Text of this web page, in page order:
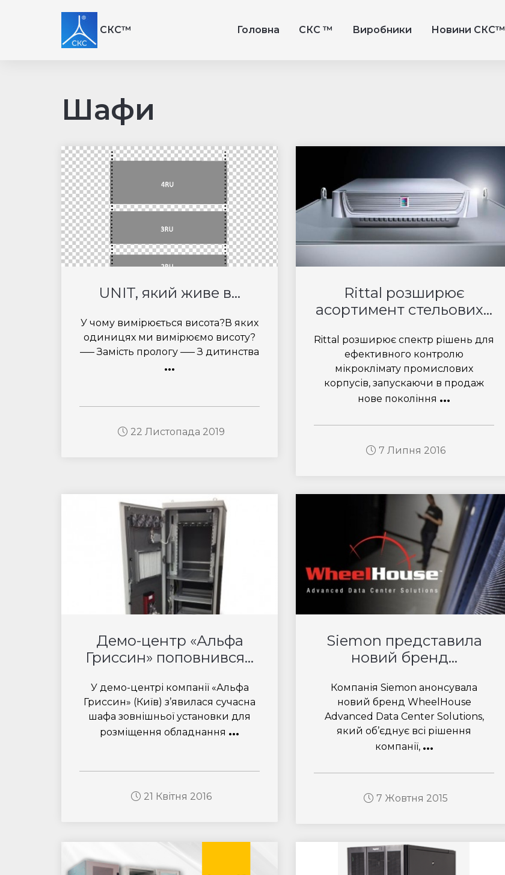
СКС™ Головна СКС ™ Виробники Новини СКС™
Шафи
UNIT, який живе в...
У чому вимірюється висота?В яких
одиницях ми вимірюємо висоту?
—– Замість прологу —– З дитинства
...
22 Листопада 2019
Rittal розширює
асортимент стельових...
Rittal розширює спектр рішень для
ефективного контролю
мікроклімату промислових
корпусів, запускаючи в продаж
нове покоління ...
7 Липня 2016
Демо-центр «Альфа
Гриссин» поповнився...
У демо-центрі компанії «Альфа
Гриссин» (Київ) з’явилася сучасна
шафа зовнішньої установки для
розміщення обладнання ...
21 Квітня 2016
Siemon представила
новий бренд...
Компанія Siemon анонсувала
новий бренд WheelHouse
Advanced Data Center Solutions,
який об’єднує всі рішення
компанії, ...
7 Жовтня 2015